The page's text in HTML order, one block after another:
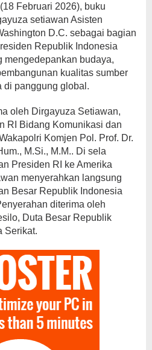
Februari 2026), buku
setiawan Asisten
D.C. sebagai bagian
Republik Indonesia
mengedepankan budaya,
kualitas sumber
di panggung global.
oleh Dirgayuza Setiawan,
RI Bidang Komunikasi dan
Komjen Pol. Prof. Dr.
M.Si., M.M.. Di sela
Presiden RI ke Amerika
menyerahkan langsung
Besar Republik Indonesia
diterima oleh
Duta Besar Republik
Serikat.